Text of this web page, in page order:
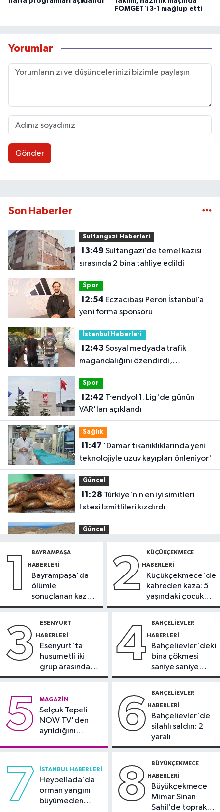
FOMGET'i 3-1 mağlup etti
Yorumlar
Gönder
Son Haberler
Sultangazi Haberleri
13:49
sırasında 2 bina tahliye edildi
Spor
12:54
yeni forma sponsoru
İstanbul Haberleri
12:43
magandalığını özendirdi,
ehliyetinden oldu: 72 bin lira ceza
Spor
12:42
VAR'ları açıklandı
Sağlık
11:47
teknolojiyle uzuv kayıpları önleniyor'
Güncel
11:28
listesi İzmitlileri kızdırdı
Güncel
içinden yürüyerek geçiyorlar
Güncel
bugünden şekilleniyor’
yangınlara neden olabilir
Yelken Yarışları'nda ilk günün
sonuçları belli oldu
1 BAYRAMPAŞA
HABERLERI
Bayrampaşa'da
ölümle
sonuçlanan kaza:
Sürücü
2 KÜÇÜKÇEKMECE
HABERLERI
Küçükçekmece'de
kahreden kaza: 5
yaşındaki çocuk
yoğun bakımda
3 ESENYURT
HABERLERI
Esenyurt'ta
husumetli iki
grup arasında
silahlı kavga
4 BAHÇELIEVLER
HABERLERI
Bahçelievler'deki
bina çökmesi
saniye saniye
görüntülendi
5 MAGAZIN
Selçuk Tepeli
NOW TV'den
ayrıldığını
6 BAHÇELIEVLER
HABERLERI
Bahçelievler'de
silahlı saldırı: 2
yaralı
7 İSTANBUL HABERLERI
Heybeliada'da
orman yangını
büyümeden
8 BÜYÜKÇEKMECE
HABERLERI
Büyükçekmece
Mimar Sinan
Sahil’de toprak